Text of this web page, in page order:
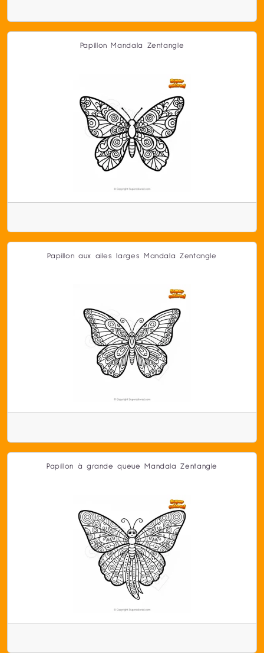
Papillon Mandala Zentangle
Papillon aux ailes larges Mandala Zentangle
Papillon à grande queue Mandala Zentangle